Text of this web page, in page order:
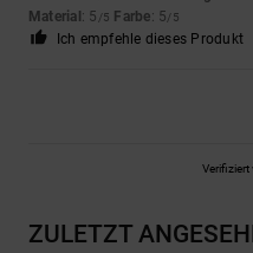
Material: 5 /5 Farbe: 5/5
Ich empfehle dieses Produkt
Verifiziert
ZULETZT